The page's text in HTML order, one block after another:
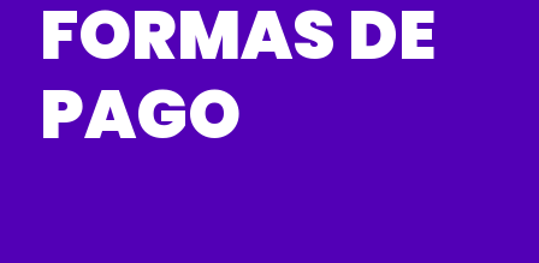
FORMAS DE
PAGO